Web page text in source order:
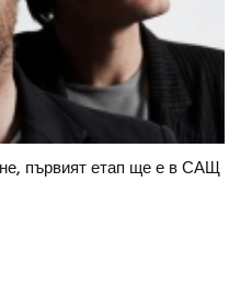
първият етап ще е в САЩ